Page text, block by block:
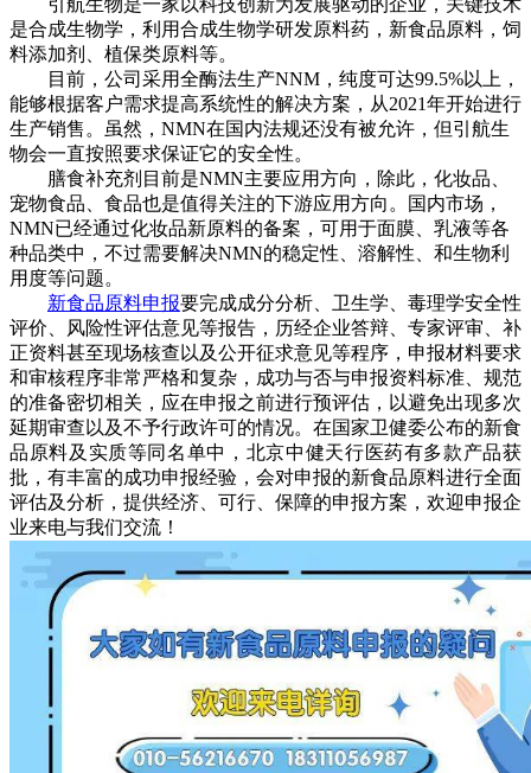
是合成生物学，利用合成生物学研发原料药，新食品原料，饲
料添加剂、植保类原料等。
目前，公司采用全酶法生产NNM，纯度可达99.5%以上，
能够根据客户需求提高系统性的解决方案，从2021年开始进行
生产销售。虽然，NMN在国内法规还没有被允许，但引航生
物会一直按照要求保证它的安全性。
膳食补充剂目前是NMN主要应用方向，除此，化妆品、
宠物食品、食品也是值得关注的下游应用方向。国内市场，
NMN已经通过化妆品新原料的备案，可用于面膜、乳液等各
种品类中，不过需要解决NMN的稳定性、溶解性、和生物利
用度等问题。
新食品原料申报要完成成分分析、卫生学、毒理学安全性
评价、风险性评估意见等报告，历经企业答辩、专家评审、补
正资料甚至现场核查以及公开征求意见等程序，申报材料要求
和审核程序非常严格和复杂，成功与否与申报资料标准、规范
的准备密切相关，应在申报之前进行预评估，以避免出现多次
延期审查以及不予行政许可的情况。在国家卫健委公布的新食
品原料及实质等同名单中，北京中健天行医药有多款产品获
批，有丰富的成功申报经验，会对申报的新食品原料进行全面
评估及分析，提供经济、可行、保障的申报方案，欢迎申报企
业来电与我们交流！